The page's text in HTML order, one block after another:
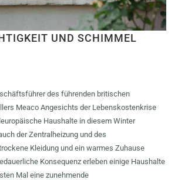
UND SCHIMMEL
des führenden britischen
Meaco Angesichts der Lebenskostenkrise
Haushalte in diesem Winter
der Zentralheizung und des
Kleidung und ein warmes Zuhause
Konsequenz erleben einige Haushalte
Mal eine zunehmende